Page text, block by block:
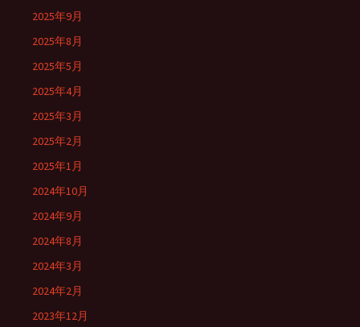
2025年9月
2025年8月
2025年5月
2025年4月
2025年3月
2025年2月
2025年1月
2024年10月
2024年9月
2024年8月
2024年3月
2024年2月
2023年12月